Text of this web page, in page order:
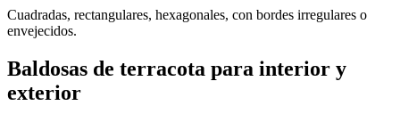
Cuadradas, rectangulares, hexagonales, con bordes irregulares o
envejecidos.
Baldosas de terracota para interior y
exterior